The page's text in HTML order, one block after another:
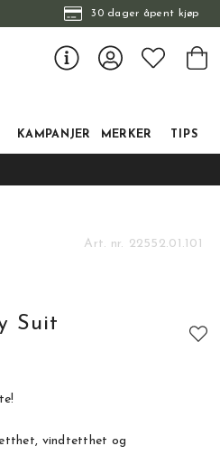
30 dager åpent kjøp
KAMPANJER MERKER TIPS
Art. nr. 22552.01.101
Suit
vindtetthet og